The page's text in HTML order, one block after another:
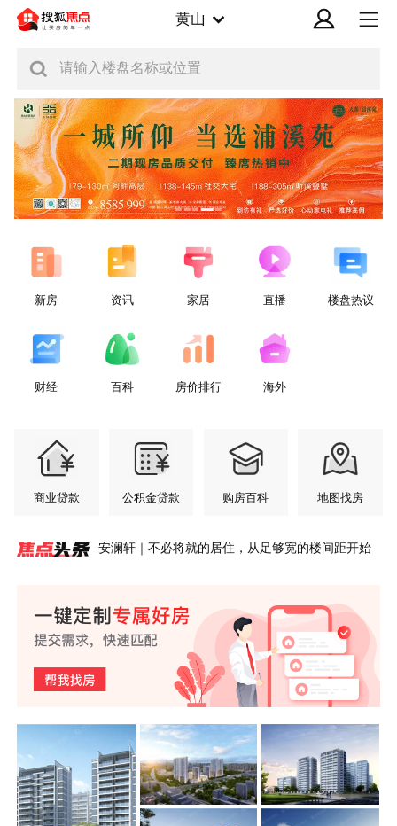
黄山
请输入楼盘名称或位置
新房 资讯 家居 直播 楼盘热议
财经 百科 房价排行 海外
商业贷款 公积金贷款 购房百科 地图找房
安澜轩｜不必将就的居住，从足够宽的楼间距开始